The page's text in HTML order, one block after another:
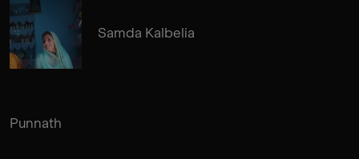
Samda Kalbelia
Punnath